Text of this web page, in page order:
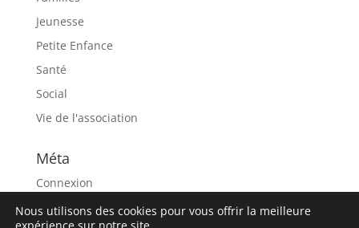
Jeunesse
Petite Enfance
Santé
Social
Vie de l'association
Méta
Connexion
Flux des publications
Nous utilisons des cookies pour vous offrir la meilleure